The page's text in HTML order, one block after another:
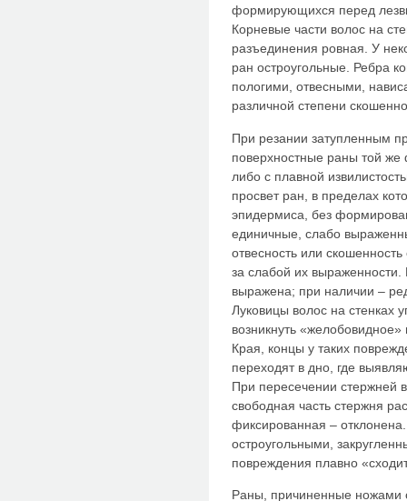
формирующихся перед
Корневые части волос на
разъединения ровная. У
ран остроугольные. Ребра
пологими, отвесными,
различной степени
При резании затупленным
поверхностные раны той
либо с плавной
просвет ран, в пределах
эпидермиса, без
единичные, слабо
отвесность или
за слабой их выраженности.
выражена; при наличии –
Луковицы волос на стенках
возникнуть
Края, концы у таких
переходят в дно, где
При пересечении стержней
свободная часть стержня
фиксированная –
остроугольными,
повреждения плавно
Раны, причиненные ножами